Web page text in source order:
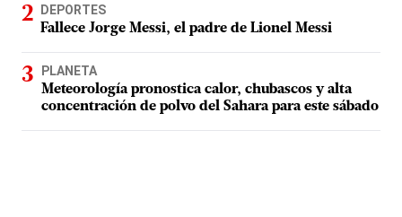
DEPORTES
Fallece Jorge Messi, el padre de Lionel Messi
PLANETA
Meteorología pronostica calor, chubascos y alta
concentración de polvo del Sahara para este sábado